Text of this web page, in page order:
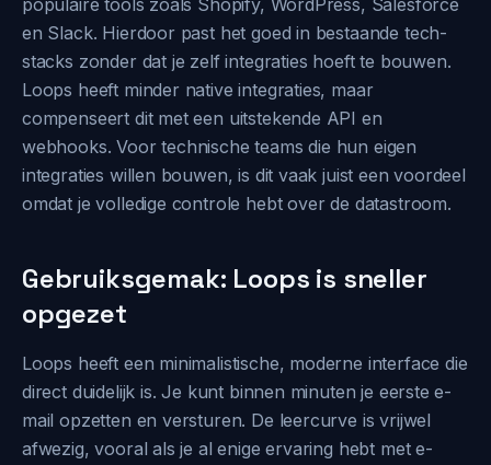
populaire tools zoals Shopify, WordPress, Salesforce
en Slack. Hierdoor past het goed in bestaande tech-
stacks zonder dat je zelf integraties hoeft te bouwen.
Loops heeft minder native integraties, maar
compenseert dit met een uitstekende API en
webhooks. Voor technische teams die hun eigen
integraties willen bouwen, is dit vaak juist een voordeel
omdat je volledige controle hebt over de datastroom.
Gebruiksgemak: Loops is sneller
opgezet
Loops heeft een minimalistische, moderne interface die
direct duidelijk is. Je kunt binnen minuten je eerste e-
mail opzetten en versturen. De leercurve is vrijwel
afwezig, vooral als je al enige ervaring hebt met e-